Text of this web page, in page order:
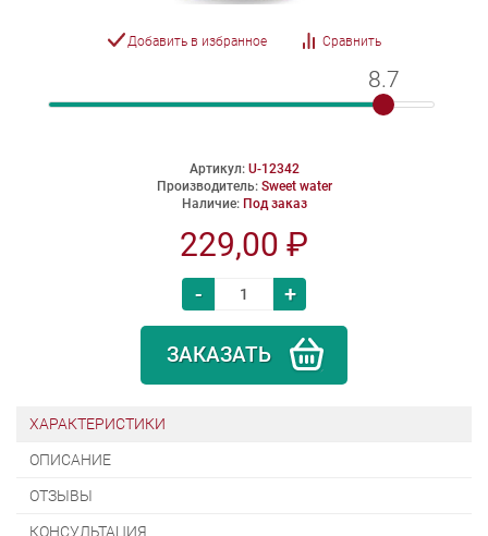
Добавить в избранное Сравнить
8.7
8.7
Артикул: U-12342
Производитель: Sweet water
Наличие: Под заказ
229,00 ₽
- +
ЗАКАЗАТЬ
ХАРАКТЕРИСТИКИ
ОПИСАНИЕ
ОТЗЫВЫ
КОНСУЛЬТАЦИЯ